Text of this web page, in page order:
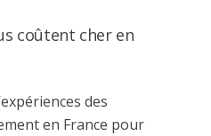
coûtent cher en
des
en France pour